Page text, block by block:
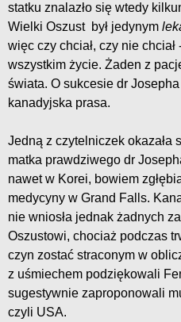
statku znalazło się wtedy
Wielki Oszust był jedynym
więc czy chciał, czy nie chciał
wszystkim życie. Żaden z
świata. O sukcesie dr
kanadyjska prasa.
Jedną z czytelniczek okazała
matka prawdziwego dr
nawet w Korei, bowiem
medycyny w Grand Falls.
nie wniosła jednak żadnych
Oszustowi, chociaż podczas
czyn zostać straconym w
z uśmiechem podziękowali
sugestywnie zaproponowali
czyli USA.